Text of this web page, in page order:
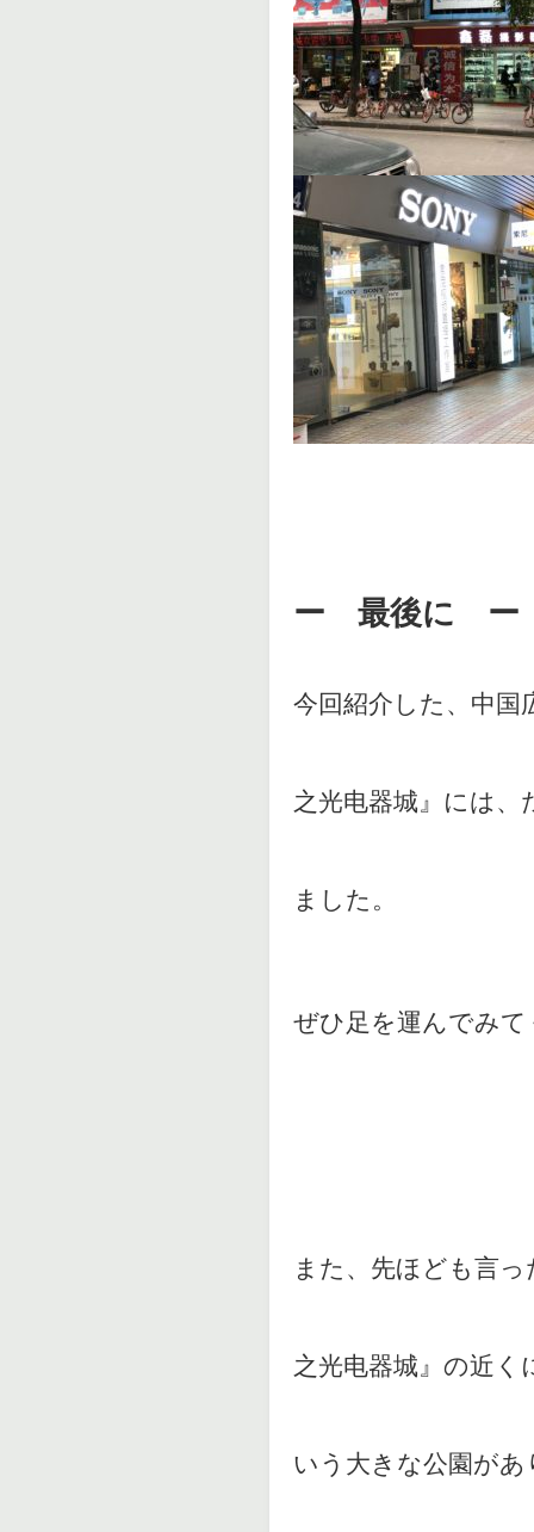
ー 最後に ー
今回紹介した、中国
之光电器城』には
ました。
ぜひ足を運んでみ
また、先ほども言
之光电器城』の近く
いう大きな公園があ